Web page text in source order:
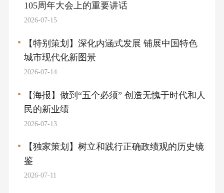
2026-07-15
105周年大会上的重要讲话
2026-07-14
【特别策划】深化内涵式发展 铺展中国特色
城市现代化新图景
2026-07-13
【海报】做到“五个必须” 创造无愧于时代和人
民的新业绩
2026-07-11
【独家策划】树立和践行正确政绩观的历史镜
鉴